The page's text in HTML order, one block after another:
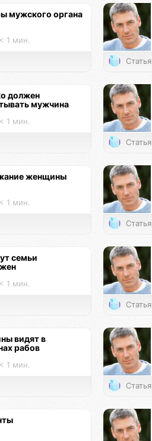
мужского органа
< 1 мин.
Статья
должен
мужчина
< 1 мин.
Статья
женщины
< 1 мин.
Статья
семьи
< 1 мин.
Статья
видят в
рабов
< 1 мин.
Статья